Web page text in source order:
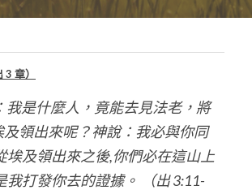
文
章）
我是什麼人，竟能去見法老，將
領出來呢？神說：我必與你同
埃及領出來之後,你們必在這山上
我打發你去的證據。 （出 3:11-